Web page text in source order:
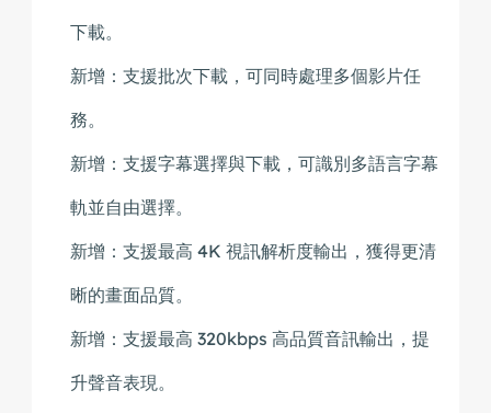
下載。
新增：支援批次下載，可同時處理多個影片任
務。
新增：支援字幕選擇與下載，可識別多語言字幕
軌並自由選擇。
新增：支援最高 4K 視訊解析度輸出，獲得更清
晰的畫面品質。
新增：支援最高 320kbps 高品質音訊輸出，提
升聲音表現。